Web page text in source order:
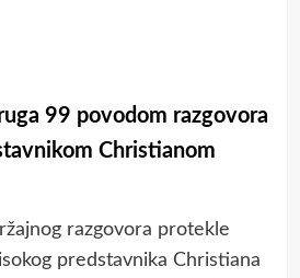
99 povodom razgovora
Christianom
razgovora protekle
predstavnika Christiana